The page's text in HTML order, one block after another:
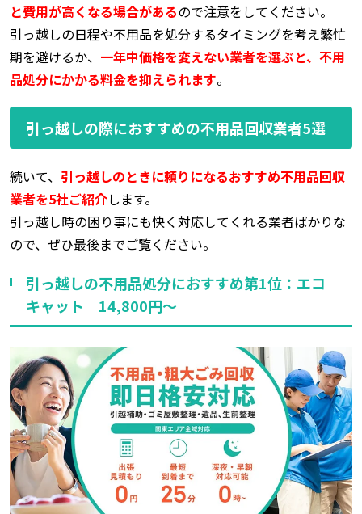
と費用が高くなる場合があるので注意をしてください。
引っ越しの日程や不用品を処分するタイミングを考え繁忙
期を避けるか、 一年中価格を変えない業者を選ぶと、不用
品処分にかかる料金を抑えられます。
引っ越しの際におすすめの不用品回収業者5選
続いて、 引っ越しのときに頼りになるおすすめ不用品回収
業者を5社ご紹介します。
引っ越し時の困り事にも快く対応してくれる業者ばかりな
ので、ぜひ最後までご覧ください。
引っ越しの不用品処分におすすめ第1位：エコ
キャット 14,800円～